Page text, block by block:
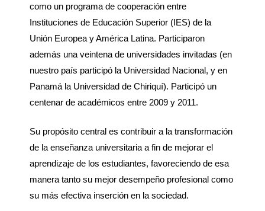
como un programa de cooperación entre
Instituciones de Educación Superior (IES) de la
Unión Europea y América Latina. Participaron
además una veintena de universidades invitadas (en
nuestro país participó la Universidad Nacional, y en
Panamá la Universidad de Chiriquí). Participó un
centenar de académicos entre 2009 y 2011.
Su propósito central es contribuir a la transformación
de la enseñanza universitaria a fin de mejorar el
aprendizaje de los estudiantes, favoreciendo de esa
manera tanto su mejor desempeño profesional como
su más efectiva inserción en la sociedad.